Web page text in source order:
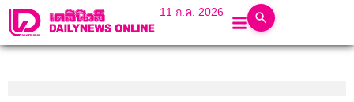
11 ก.ค. 2026